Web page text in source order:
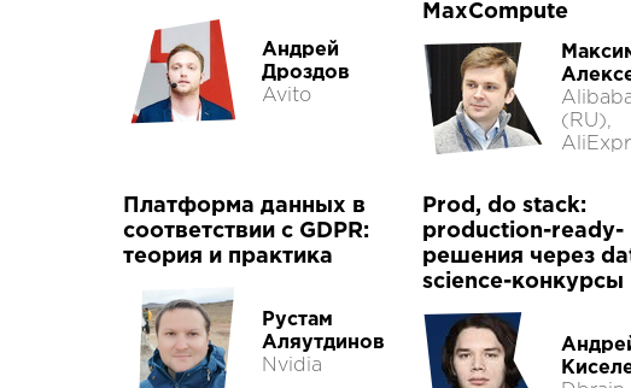
Андрей
Дроздов
Avito
MaxCompute
(RU),
Платформа данных в
соответствии с GDPR:
теория и практика
Рустам
Аляутдинов
Nvidia
Prod, do stack:
production-ready-
решения через
science-конкурсы